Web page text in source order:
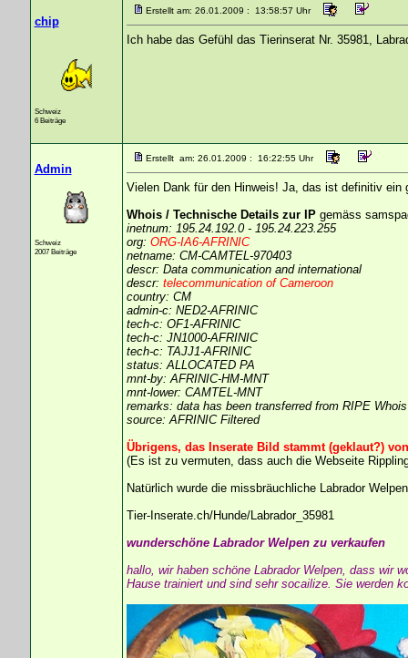
chip
Schweiz
6 Beiträge
Erstellt am: 26.01.2009 : 13:58:57 Uhr
Ich habe das Gefühl das Tierinserat Nr. 35981,
Admin
Schweiz
2007 Beiträge
Erstellt am: 26.01.2009 : 16:22:55 Uhr
Vielen Dank für den Hinweis! Ja, das ist definitiv
Whois / Technische Details zur IPgemäss
inetnum: 195.24.192.0 - 195.24.223.255
org: ORG-IA6-AFRINIC
netname: CM-CAMTEL-970403
descr: Data communication and international
descr: telecommunication of Cameroon
country: CM
admin-c: NED2-AFRINIC
tech-c: OF1-AFRINIC
tech-c: JN1000-AFRINIC
tech-c: TAJJ1-AFRINIC
status: ALLOCATED PA
mnt-by: AFRINIC-HM-MNT
mnt-lower: CAMTEL-MNT
remarks: data has been transferred from RIPE
source: AFRINIC Filtered
Übrigens, das Inserate Bild stammt (geklaut?) von
(Es ist zu vermuten, dass auch die Webseite
Natürlich wurde die missbräuchliche Labrador
Tier-Inserate.ch/Hunde/Labrador_35981
wunderschöne Labrador Welpen zu verkaufen
hallo, wir haben schöne Labrador Welpen, dass wir
Hause trainiert und sind sehr socailize. Sie werden